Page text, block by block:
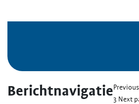
Berichtnavigatie3 Next